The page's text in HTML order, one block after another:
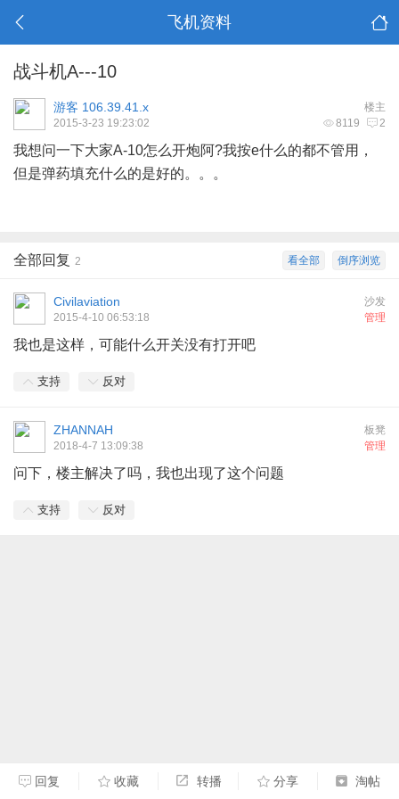
飞机资料
战斗机A---10
楼主
游客 106.39.41.x
8119 2
2015-3-23 19:23:02
我想问一下大家A-10怎么开炮阿?我按e什么的都不管用，
但是弹药填充什么的是好的。。。
倒序浏览
看全部
全部回复 2
沙发
Civilaviation
管理
2015-4-10 06:53:18
我也是这样，可能什么开关没有打开吧
支持 反对
板凳
ZHANNAH
管理
2018-4-7 13:09:38
问下，楼主解决了吗，我也出现了这个问题
支持 反对
回复 收藏 转播 分享 淘帖